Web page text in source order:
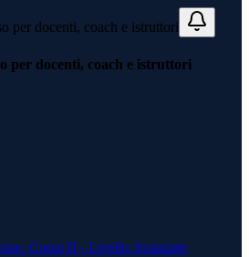
per docenti, coach e istruttori
Corso II - Livello Avanzato